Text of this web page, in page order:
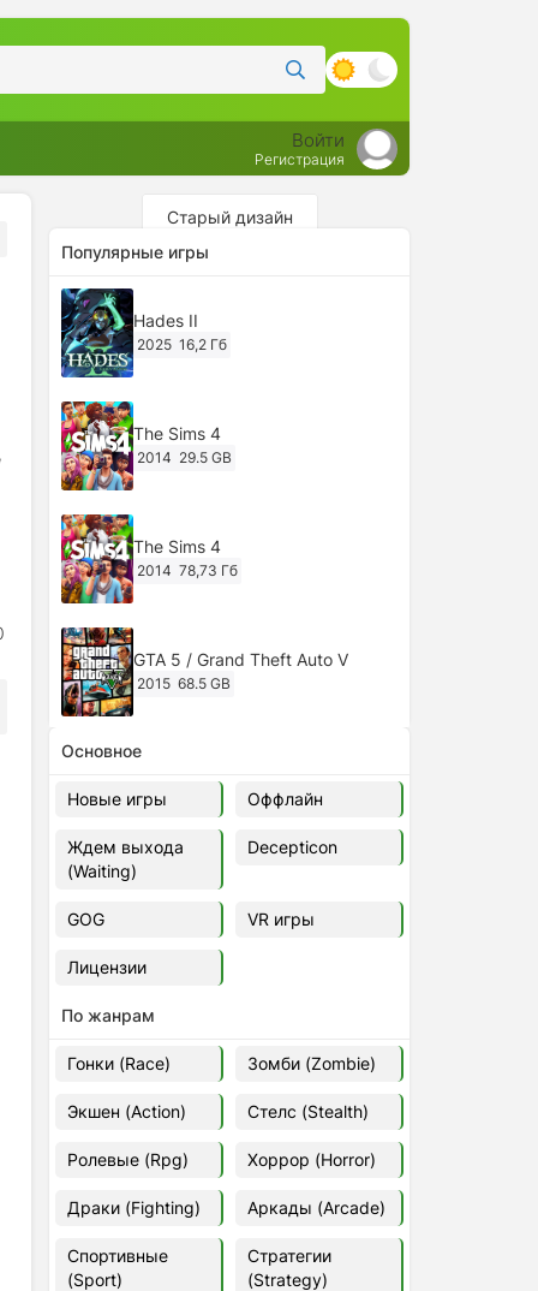
Войти
Регистрация
Старый дизайн
Популярные игры
Hades II
2025 16,2 Гб
The Sims 4
2014 29.5 GB
The Sims 4
2014 78,73 Гб
GTA 5 / Grand Theft Auto V
2015 68.5 GB
Ghost of Tsushima: Director's Cut
v.1053.8.1023.1614 [RePack
Decepticon] (2024)
2024
Cyberpunk 2077
49.4 GB
Ghost of Tsushima: Director's Cut
v.1053.9.0623.1807 [Папка
Euro Truck Simulator 2 v.1.60.1.7s
[Папка игры] (2012)
37,77 Гб
Forza Horizon 5 v.688.044
[Папка игры] (2021)
2021
Основное
Новые игры Оффлайн
Ждем выхода
(Waiting)
Decepticon
GOG VR игры
Лицензии
По жанрам
Гонки (Race) Зомби (Zombie)
Экшен (Action) Стелс (Stealth)
Ролевые (Rpg) Хоррор (Horror)
Драки (Fighting) Аркады (Arcade)
Спортивные
(Sport)
Стратегии
(Strategy)